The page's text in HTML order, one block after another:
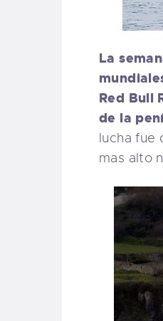
La
Red Bull
de la
lucha fue
mas alto